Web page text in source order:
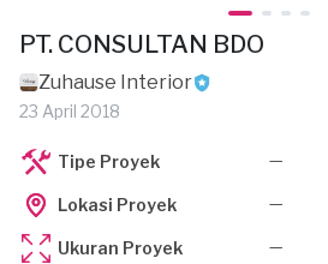
PT. CONSULTAN BDO
Zuhause Interior
23 April 2018
Tipe Proyek —
Lokasi Proyek —
Ukuran Proyek —